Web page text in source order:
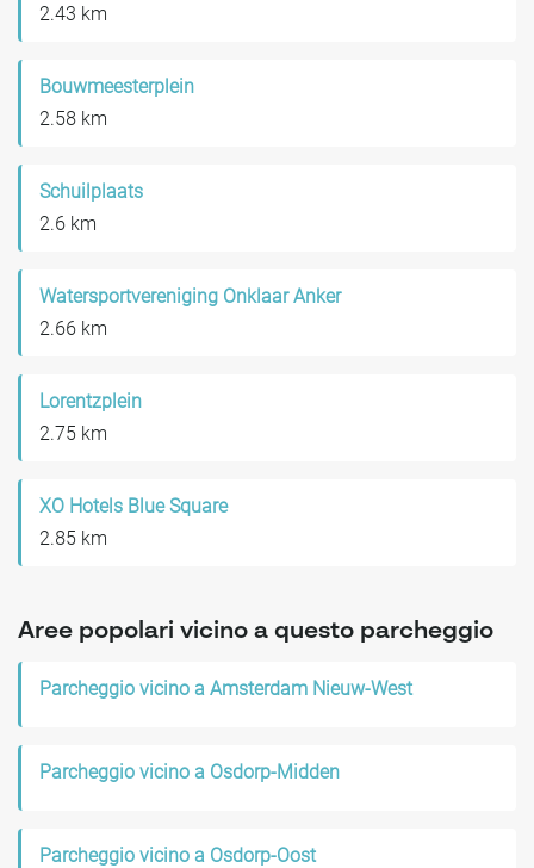
2.43 km
Bouwmeesterplein
2.58 km
Schuilplaats
2.6 km
Watersportvereniging Onklaar Anker
2.66 km
Lorentzplein
2.75 km
XO Hotels Blue Square
2.85 km
Aree popolari vicino a questo parcheggio
Parcheggio vicino a Amsterdam Nieuw-West
Parcheggio vicino a Osdorp-Midden
Parcheggio vicino a Osdorp-Oost